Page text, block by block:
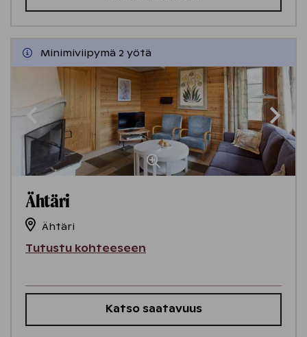
Minimiviipymä 2 yötä
Ähtäri
Ähtäri
Tutustu kohteeseen
Katso saatavuus